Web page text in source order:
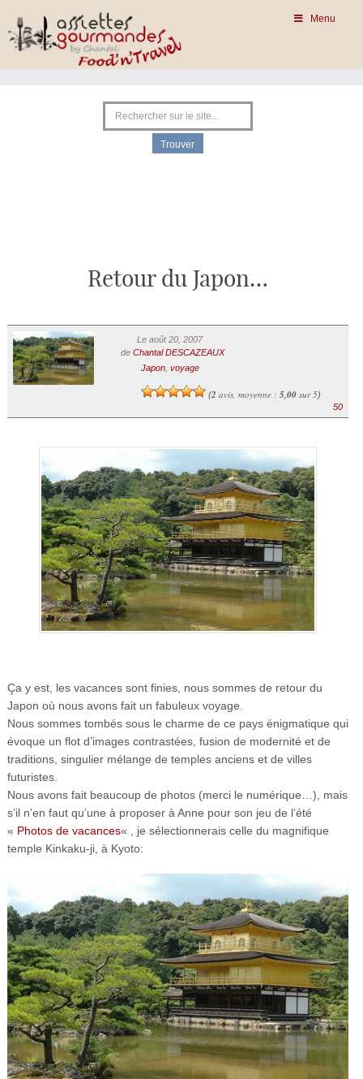
Menu
Retour du Japon…
Le août 20, 2007
de Chantal DESCAZEAUX
Japon, voyage
(2 avis, moyenne : 5,00sur 5)
50
Ça y est, les vacances sont finies, nous sommes de retour du
Japon où nous avons fait un fabuleux voyage.
Nous sommes tombés sous le charme de ce pays énigmatique qui
évoque un flot d’images contrastées, fusion de modernité et de
traditions, singulier mélange de temples anciens et de villes
futuristes.
Nous avons fait beaucoup de photos (merci le numérique…), mais
s’il n’en faut qu’une à proposer à Anne pour son jeu de l’été
« Photos de vacances« , je sélectionnerais celle du magnifique
temple Kinkaku-ji, à Kyoto: